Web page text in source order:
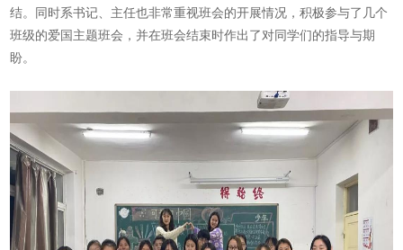
结。同时系书记、主任也非常重视班会的开展情况，积极参与了几个
班级的爱国主题班会，并在班会结束时作出了对同学们的指导与期
盼。